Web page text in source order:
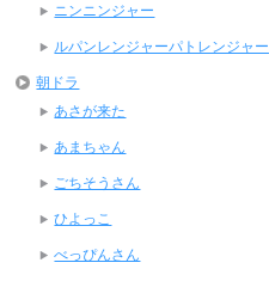
ニンニンジャー
ルパンレンジャーパトレンジャー
朝ドラ
あさが来た
あまちゃん
ごちそうさん
ひよっこ
べっぴんさん